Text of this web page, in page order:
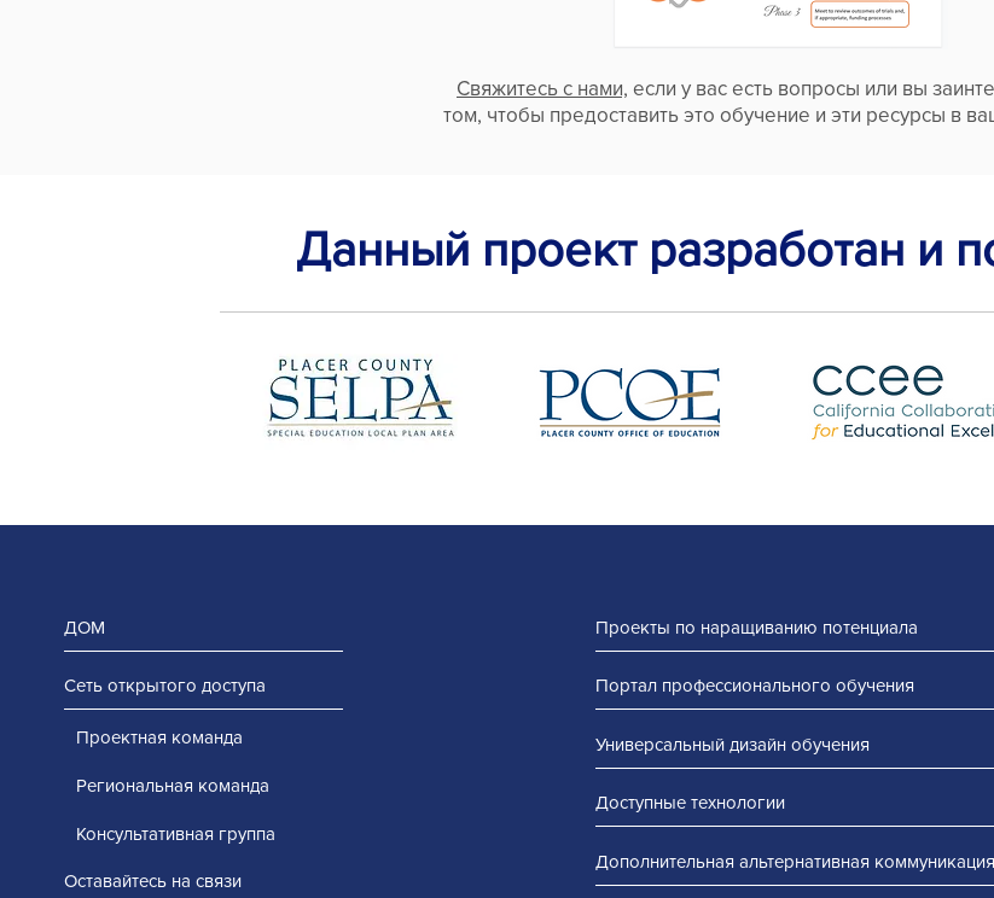
Свяжитесь с нами, если у вас есть вопросы или вы
том, чтобы предоставить это обучение и эти ресурсы в
Данный проект разработан и
ДОМ
Сеть открытого доступа
Проектная команда
Региональная команда
Консультативная группа
Оставайтесь на связи
Проекты по наращиванию потенциала
Портал профессионального обучения
Универсальный дизайн обучения
Доступные технологии
Дополнительная альтернативная коммуникация